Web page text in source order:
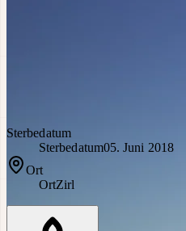
Sterbedatum
Sterbedatum05. Juni 2018
Ort
OrtZirl